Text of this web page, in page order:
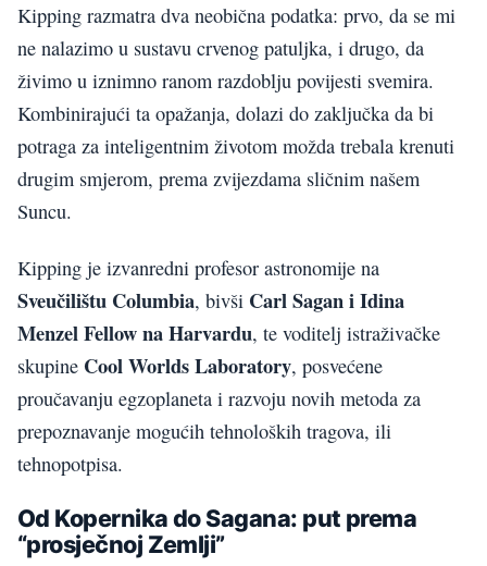
Kipping razmatra dva neobična podatka: prvo, da se mi
ne nalazimo u sustavu crvenog patuljka, i drugo, da
živimo u iznimno ranom razdoblju povijesti svemira.
Kombinirajući ta opažanja, dolazi do zaključka da bi
potraga za inteligentnim životom možda trebala krenuti
drugim smjerom, prema zvijezdama sličnim našem
Suncu.
Kipping je izvanredni profesor astronomije na
Sveučilištu Columbia, bivši Carl Sagan i Idina
Menzel Fellow na Harvardu, te voditelj istraživačke
skupine Cool Worlds Laboratory, posvećene
proučavanju egzoplaneta i razvoju novih metoda za
prepoznavanje mogućih tehnoloških tragova, ili
tehnopotpisa.
Od Kopernika do Sagana: put prema
“prosječnoj Zemlji”